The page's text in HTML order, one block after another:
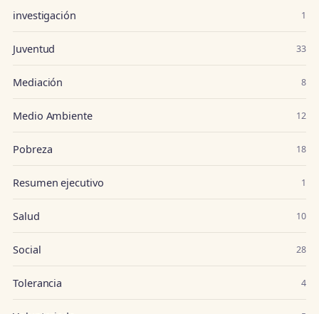
investigación 1
Juventud 33
Mediación 8
Medio Ambiente 12
Pobreza 18
Resumen ejecutivo 1
Salud 10
Social 28
Tolerancia 4